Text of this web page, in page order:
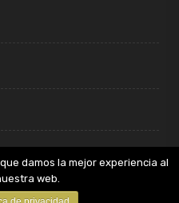
damos la mejor experiencia al
web.